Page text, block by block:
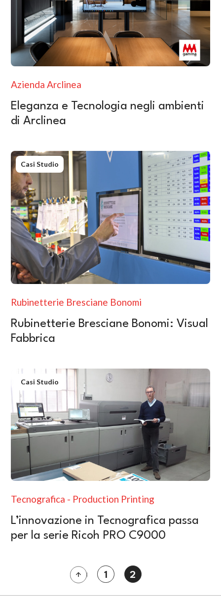
Azienda Arclinea
Eleganza e Tecnologia negli ambienti
di Arclinea
Casi Studio
Rubinetterie Bresciane Bonomi
Rubinetterie Bresciane Bonomi: Visual
Fabbrica
Casi Studio
Tecnografica - Production Printing
L’innovazione in Tecnografica passa
per la serie Ricoh PRO C9000
« 1 2